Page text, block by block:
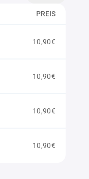
PREIS
10,90€
10,90€
10,90€
10,90€